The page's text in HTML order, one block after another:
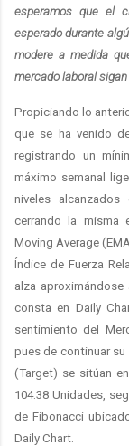
esperamos que el
esperado durante
modere a medida
mercado laboral sigan
Propiciando lo
que se ha venido
registrando un
máximo semanal
niveles
cerrando la misma
Moving Average
Índice de Fuerza
alza
consta en Daily
sentimiento del
pues de continuar
(Target) se sitúan
104.38 Unidades,
de Fibonacci
Daily Chart.